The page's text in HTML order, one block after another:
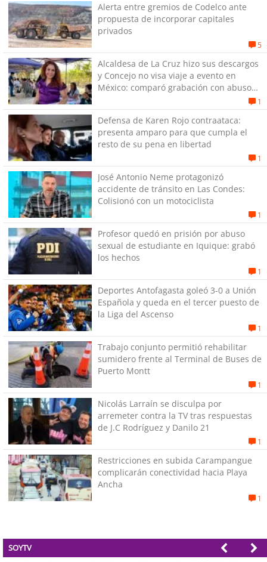
Alerta entre gremios de Codelco ante
propuesta de incorporar capitales
privados
5
Alcaldesa de La Cruz hizo sus descargos
y Concejo no visa viaje a evento en
México: comparó grabación con abuso
1
Defensa de Karen Rojo contraataca:
presenta amparo para que cumpla el
resto de su pena en libertad
1
José Antonio Neme protagonizó
accidente de tránsito en Las Condes:
Colisionó con un motociclista
1
Profesor quedó en prisión por abuso
sexual de estudiante en Iquique: grabó
los hechos
1
Deportes Antofagasta goleó 3-0 a Unión
Española y queda en el tercer puesto de
la Liga del Ascenso
1
Trabajo conjunto permitió rehabilitar
sumidero frente al Terminal de Buses de
Puerto Montt
1
Nicolás Larraín se disculpa por
arremeter contra la TV tras respuestas
de J.C Rodríguez y Danilo 21
1
Restricciones en subida Carampangue
complicarán conectividad hacia Playa
Ancha
1
SOYTV